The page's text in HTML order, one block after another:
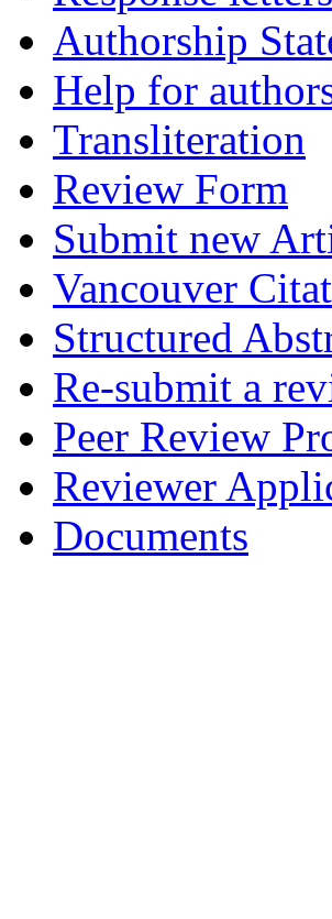
Authorship
Help for
Transliteration
Review Form
Submit new
Vancouver
Structured
Re-submit a
Peer Review
Reviewer
Documents